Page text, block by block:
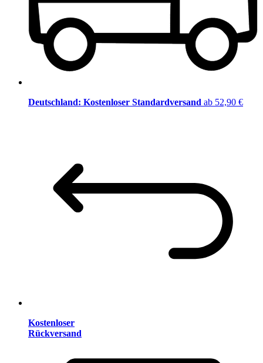
Deutschland: Kostenloser Standardversand ab 52,90 €
Kostenloser
Rückversand